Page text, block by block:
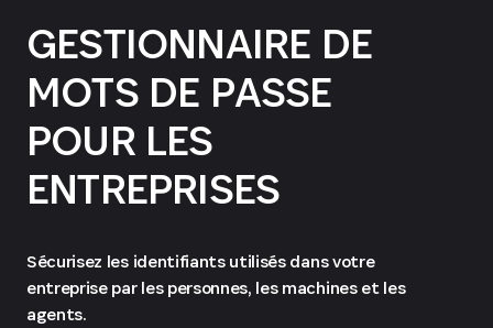
GESTIONNAIRE DE
MOTS DE PASSE
POUR LES
ENTREPRISES
Sécurisez les identifiants utilisés dans votre
entreprise par les personnes, les machines et les
agents.